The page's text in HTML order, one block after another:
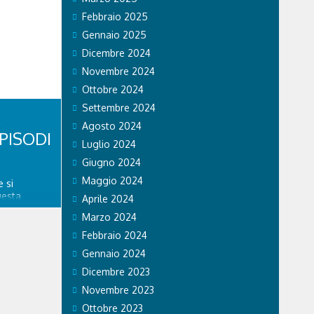
recano
si
Febbraio 2025
Gennaio 2025
Dicembre 2024
Novembre 2024
Ottobre 2024
Settembre 2024
Agosto 2024
Luglio 2024
Giugno 2024
Maggio 2024
Aprile 2024
Marzo 2024
Febbraio 2024
Gennaio 2024
Dicembre 2023
Novembre 2023
Ottobre 2023